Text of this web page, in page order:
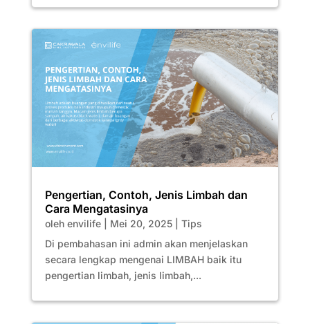
Pengertian, Contoh, Jenis Limbah dan
Cara Mengatasinya
oleh envilife| Mei 20, 2025| Tips
Di pembahasan ini admin akan menjelaskan
secara lengkap mengenai LIMBAH baik itu
pengertian limbah, jenis limbah,...